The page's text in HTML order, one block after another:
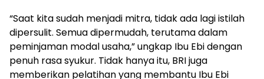
“Saat kita sudah menjadi mitra, tidak ada lagi istilah
dipersulit. Semua dipermudah, terutama dalam
peminjaman modal usaha,” ungkap Ibu Ebi dengan
penuh rasa syukur. Tidak hanya itu, BRI juga
memberikan pelatihan yang membantu Ibu Ebi